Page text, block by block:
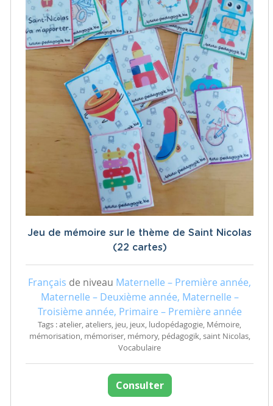
Jeu de mémoire sur le thème de Saint Nicolas
(22 cartes)
Français de niveau Maternelle – Première année,
Maternelle – Deuxième année, Maternelle –
Troisième année, Primaire – Première année
Tags : atelier, ateliers, jeu, jeux, ludopédagogie, Mémoire,
mémorisation, mémoriser, mémory, pédagogik, saint Nicolas,
Vocabulaire
Consulter